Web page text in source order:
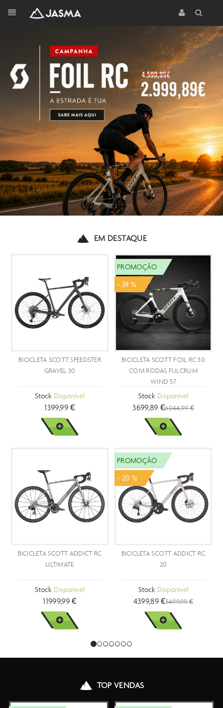
EM DESTAQUE
BICICLETA SCOTT SPEEDSTER
GRAVEL 30
Stock Disponível
1399,99 €
VER MAIS
PROMOÇÃO
- 39 %
BICICLETA SCOTT FOIL RC 30
COM RODAS FULCRUM
WIND 57
Stock Disponível
3699,89 €6044,99 €
VER MAIS
BICICLETA SCOTT ADDICT RC
ULTIMATE
Stock Disponível
11999,99 €
VER MAIS
PROMOÇÃO
- 20 %
BICICLETA SCOTT ADDICT RC
20
Stock Disponível
4399,89 €5499,99 €
VER MAIS
TOP VENDAS